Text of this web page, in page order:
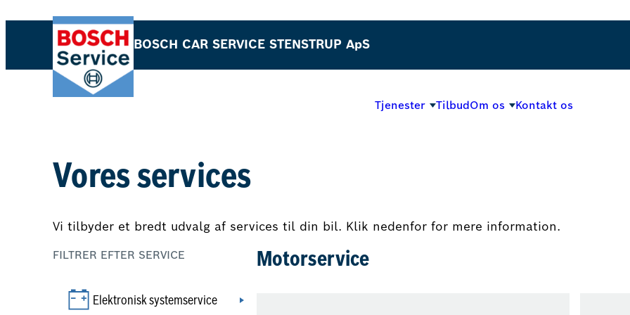
BOSCH CAR SERVICE STENSTRUP ApS
Tjenester TilbudOm os Kontakt os
Vores services
Vi tilbyder et bredt udvalg af services til din bil. Klik nedenfor for mere information.
FILTRER EFTER SERVICE
Elektronisk systemservice
Motorservice